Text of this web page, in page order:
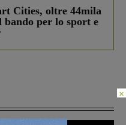
Cities, oltre 44mila
per lo sport e
×